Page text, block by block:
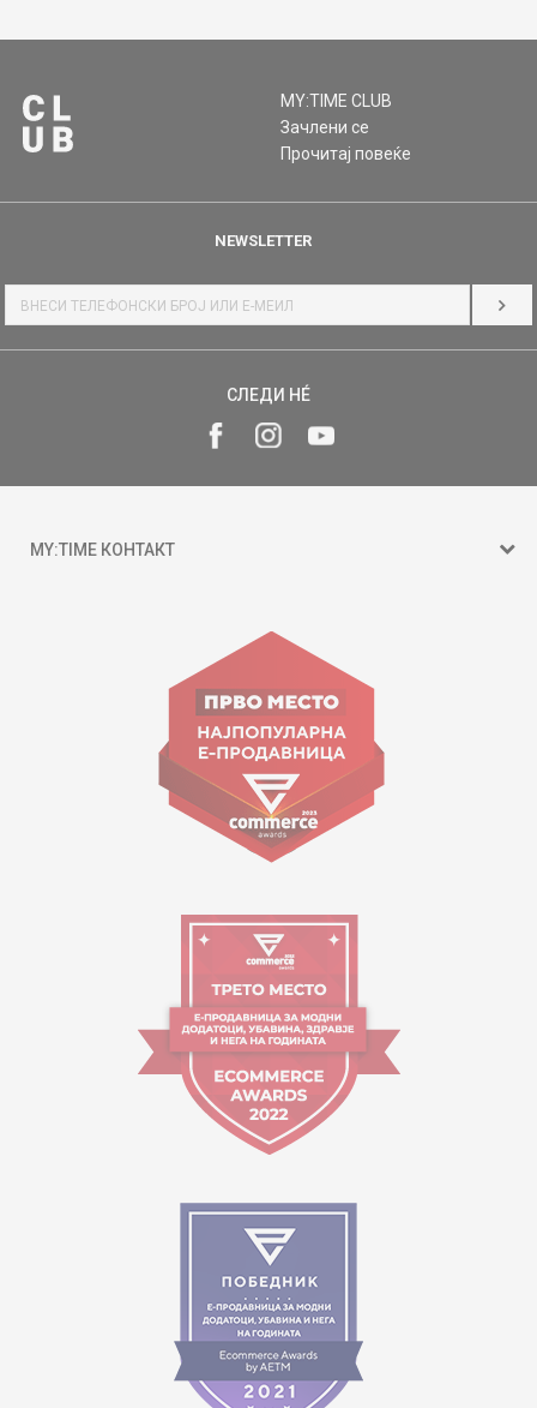
MY:TIME CLUB
Зачлени се
Прочитај повеќе
NEWSLETTER
СЛЕДИ НÉ
MY:TIME КОНТАКТ
ул. Гоце Николовски бр.74 Скопје
contact@mytime.mk
Работно време:
09:00 до 17:00